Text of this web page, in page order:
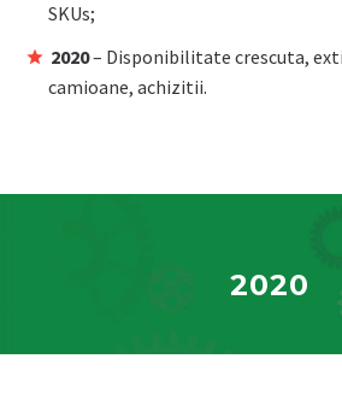
SKUs;
2020– Disponibilitate crescuta,
camioane, achizitii.
2020